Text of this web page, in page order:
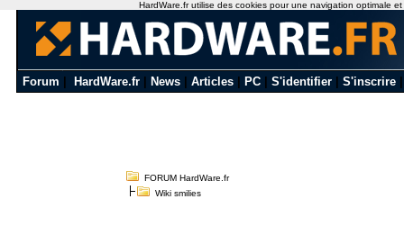
Forum HardWare.fr News Articles PC S'identifier S'inscrire
FORUM HardWare.fr
Wiki smilies
HardWare.fr utilise des cookies pour une navigation optimale